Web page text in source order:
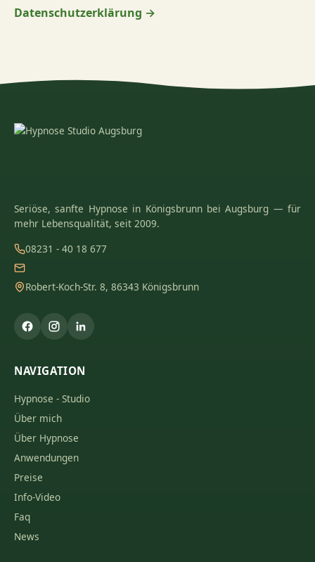
Datenschutzerklärung →
Seriöse, sanfte Hypnose in Königsbrunn bei Augsburg — für
mehr Lebensqualität, seit 2009.
08231 - 40 18 677
Robert-Koch-Str. 8, 86343 Königsbrunn
NAVIGATION
Hypnose - Studio
Über mich
Über Hypnose
Anwendungen
Preise
Info-Video
Faq
News